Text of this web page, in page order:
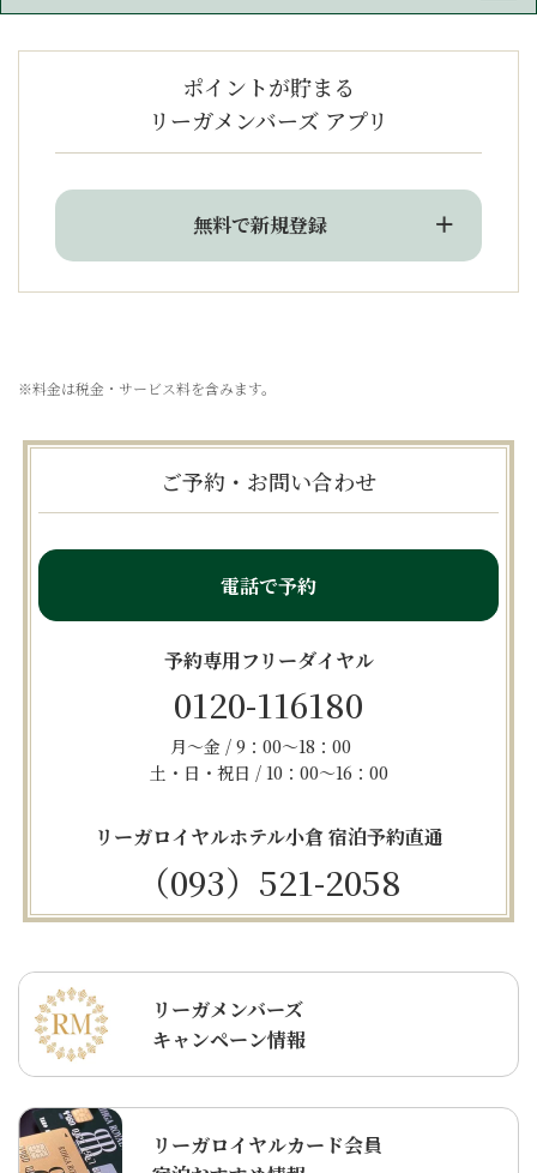
ポイントが貯まる
リーガメンバーズ アプリ
無料で新規登録
※料金は税金・サービス料を含みます。
ご予約・お問い合わせ
電話で予約
予約専用フリーダイヤル
0120-116180
月～金 / 9：00～18：00
土・日・祝日 / 10：00～16：00
リーガロイヤルホテル小倉 宿泊予約直通
（093）521-2058
リーガメンバーズ
キャンペーン情報
リーガロイヤルカード会員